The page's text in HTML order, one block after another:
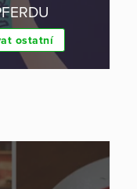
ostatní